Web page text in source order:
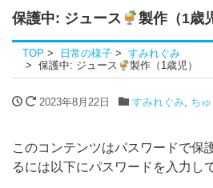
保護中: ジュース 製作（1歳
TOP 日常の様子
すみれぐみ
保護中: ジュース
製作（1歳児）
2023年8月22日 すみれぐみ, ち
このコンテンツはパスワードで保
るには以下にパスワードを入力し